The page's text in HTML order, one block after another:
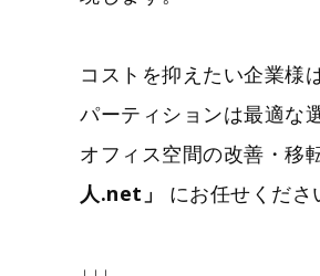
コストを抑えたい企業様
パーティションは最適な
オフィス空間の改善・移
人.net」
にお任せくださ